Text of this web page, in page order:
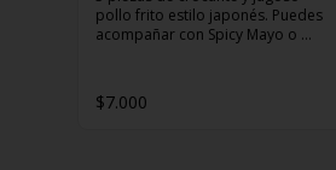
pollo frito estilo japonés. Puedes
acompañar con Spicy Mayo o
$7.000